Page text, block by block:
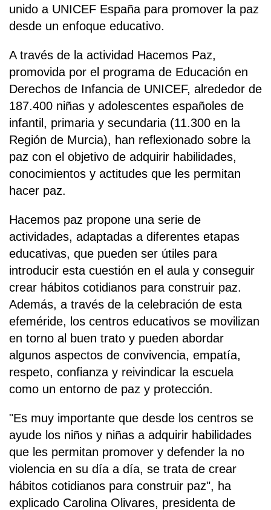
unido a UNICEF España para promover la paz
desde un enfoque educativo.
A través de la actividad Hacemos Paz,
promovida por el programa de Educación en
Derechos de Infancia de UNICEF, alrededor de
187.400 niñas y adolescentes españoles de
infantil, primaria y secundaria (11.300 en la
Región de Murcia), han reflexionado sobre la
paz con el objetivo de adquirir habilidades,
conocimientos y actitudes que les permitan
hacer paz.
Hacemos paz propone una serie de
actividades, adaptadas a diferentes etapas
educativas, que pueden ser útiles para
introducir esta cuestión en el aula y conseguir
crear hábitos cotidianos para construir paz.
Además, a través de la celebración de esta
efeméride, los centros educativos se movilizan
en torno al buen trato y pueden abordar
algunos aspectos de convivencia, empatía,
respeto, confianza y reivindicar la escuela
como un entorno de paz y protección.
"Es muy importante que desde los centros se
ayude los niños y niñas a adquirir habilidades
que les permitan promover y defender la no
violencia en su día a día, se trata de crear
hábitos cotidianos para construir paz", ha
explicado Carolina Olivares, presidenta de